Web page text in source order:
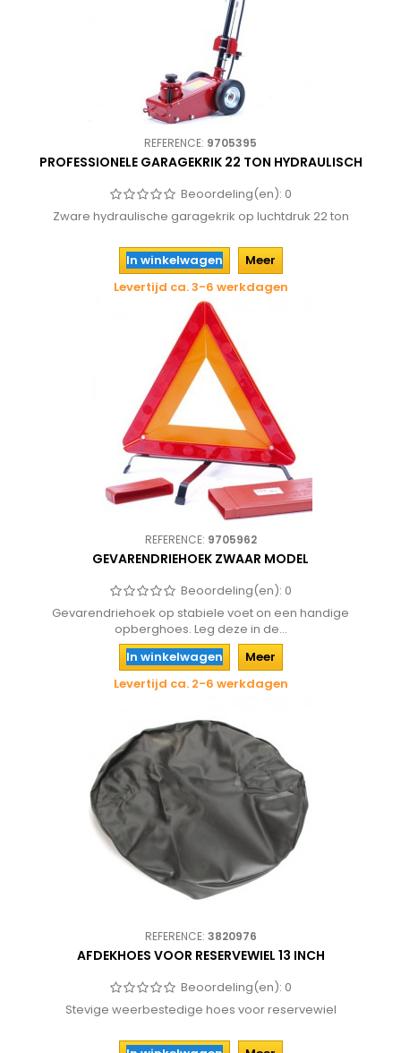
REFERENCE: 9705395
PROFESSIONELE GARAGEKRIK 22 TON HYDRAULISCH
Beoordeling(en): 0
Zware hydraulische garagekrik op luchtdruk 22 ton
In winkelwagen
Meer
Levertijd ca. 3-6 werkdagen
REFERENCE: 9705962
GEVARENDRIEHOEK ZWAAR MODEL
Beoordeling(en): 0
Gevarendriehoek op stabiele voet on een handige
opberghoes. Leg deze in de...
In winkelwagen
Meer
Levertijd ca. 2-6 werkdagen
REFERENCE: 3820976
AFDEKHOES VOOR RESERVEWIEL 13 INCH
Beoordeling(en): 0
Stevige weerbestedige hoes voor reservewiel